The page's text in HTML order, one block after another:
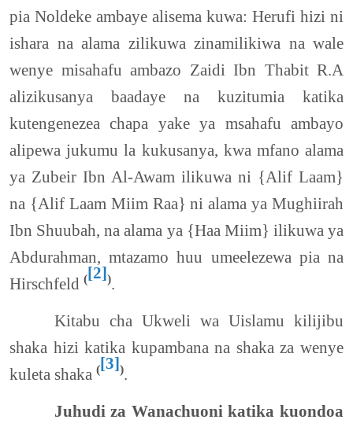
pia Noldeke ambaye alisema kuwa: Herufi hizi ni
ishara na alama zilikuwa zinamilikiwa na wale
wenye misahafu ambazo Zaidi Ibn Thabit R.A
alizikusanya baadaye na kuzitumia katika
kutengenezea chapa yake ya msahafu ambayo
alipewa jukumu la kukusanya, kwa mfano alama
ya Zubeir Ibn Al-Awam ilikuwa ni {Alif Laam}
na {Alif Laam Miim Raa} ni alama ya Mughiirah
Ibn Shuubah, na alama ya {Haa Miim} ilikuwa ya
Abdurahman, mtazamo huu umeelezewa pia na
Hirschfeld ([2]).
Kitabu cha Ukweli wa Uislamu kilijibu
shaka hizi katika kupambana na shaka za wenye
kuleta shaka ([3]).
Juhudi za Wanachuoni katika kuondoa